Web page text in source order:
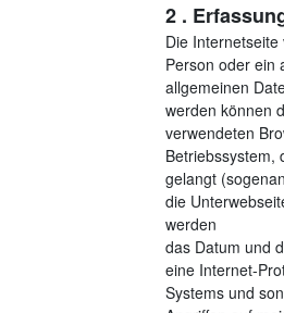
2 .
Die
Person oder ein
allgemeinen
werden können
verwendeten
Betriebssystem,
gelangt
die
werden
das Datum und
eine Internet-
Systems und